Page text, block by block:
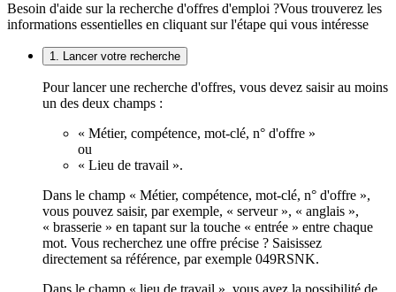
Besoin d'aide sur la recherche d'offres d'emploi ?Vous trouverez les
informations essentielles en cliquant sur l'étape qui vous intéresse
1. Lancer votre recherche
Pour lancer une recherche d'offres, vous devez saisir au moins
un des deux champs :
« Métier, compétence, mot-clé, n° d'offre »
ou
« Lieu de travail ».
Dans le champ « Métier, compétence, mot-clé, n° d'offre »,
vous pouvez saisir, par exemple, « serveur », « anglais »,
« brasserie » en tapant sur la touche « entrée » entre chaque
mot. Vous recherchez une offre précise ? Saisissez
directement sa référence, par exemple 049RSNK.